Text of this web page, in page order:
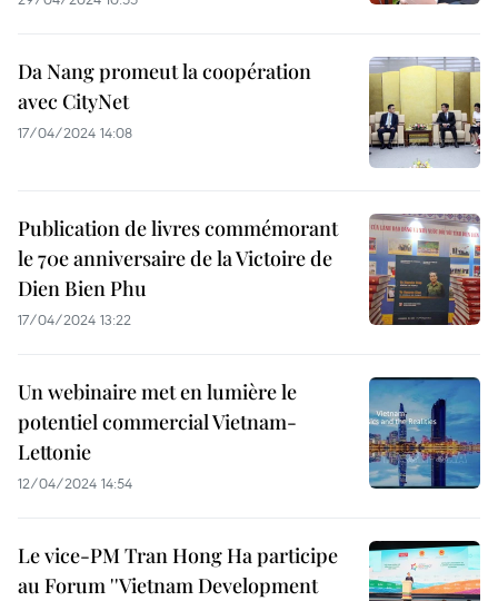
Da Nang promeut la coopération
avec CityNet
17/04/2024 14:08
Publication de livres commémorant
le 70e anniversaire de la Victoire de
Dien Bien Phu
17/04/2024 13:22
Un webinaire met en lumière le
potentiel commercial Vietnam-
Lettonie
12/04/2024 14:54
Le vice-PM Tran Hong Ha participe
au Forum ''Vietnam Development